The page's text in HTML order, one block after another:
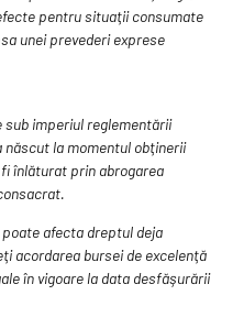
pentru situaţii consumate
unei prevederi exprese
imperiul reglementării
la momentul obţinerii
înlăturat prin abrogarea
afecta dreptul deja
acordarea bursei de excelenţă
în vigoare la data desfăşurării